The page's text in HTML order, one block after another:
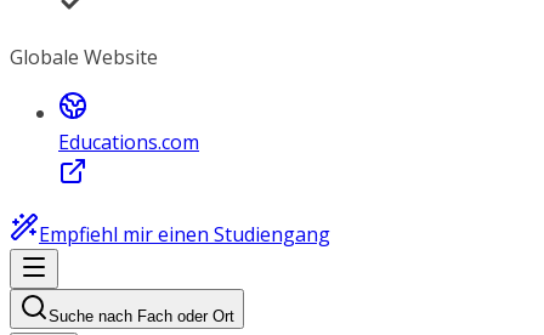
Globale Website
Educations.com
Empfiehl mir einen Studiengang
Suche nach Fach oder Ort